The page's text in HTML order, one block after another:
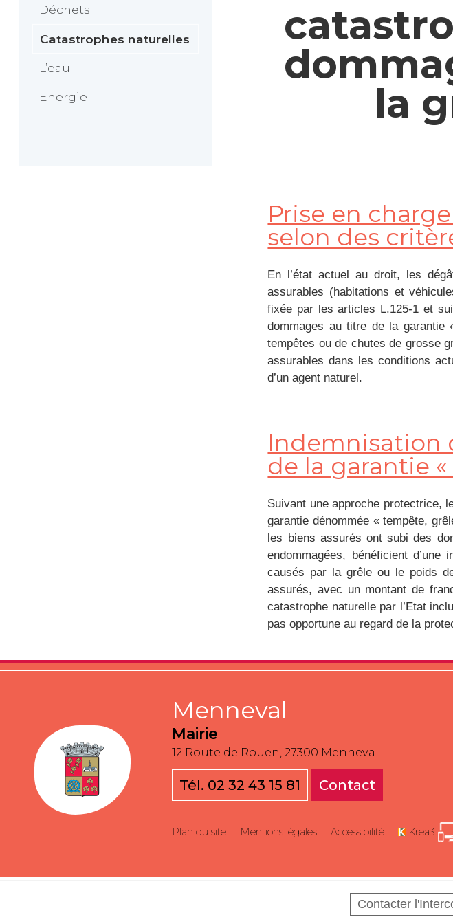
Déchets
Catastrophes naturelles
L’eau
Energie
la
Prise en
selon des
En l’état actuel au droit, les
assurables (habitations et
fixée par les articles L.125-1 et
dommages au titre de la
tempêtes ou de chutes de grosse
assurables dans les conditions
d’un agent naturel.
Indemnisation
de la garantie
Suivant une approche protectrice,
garantie dénommée « tempête,
les biens assurés ont subi des
endommagées, bénéficient d’une
causés par la grêle ou le poids
assurés, avec un montant de
catastrophe naturelle par l’Etat
pas opportune au regard de la
Menneval
Mairie
12 Route de Rouen, 27300 Menneval
Tél. 02 32 43 15 81 Contact
Plan du site Mentions légales Accessibilité Krea3
Contacter